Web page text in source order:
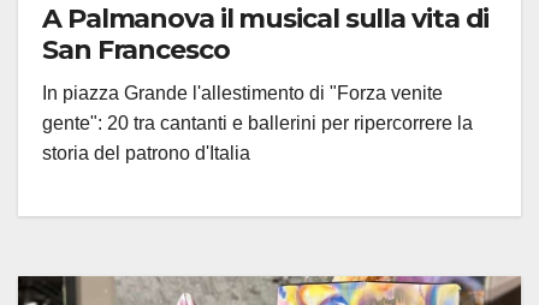
A Palmanova il musical sulla vita di
San Francesco
In piazza Grande l'allestimento di "Forza venite
gente": 20 tra cantanti e ballerini per ripercorrere la
storia del patrono d'Italia